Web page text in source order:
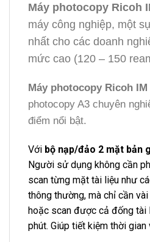
Máy photocopy Ricoh
máy công nghiệp, một
nhất cho các doanh
mức cao (120 – 150
Máy photocopy Ricoh IM
photocopy A3 chuyên
điểm nổi bật.
Với bộ nạp/đảo 2 mặt bản
Người sử dụng không cần
scan từng mặt tài liệu như
thông thường, mà chỉ cần
hoặc scan được cả đống tài
phút. Giúp tiết kiệm thời